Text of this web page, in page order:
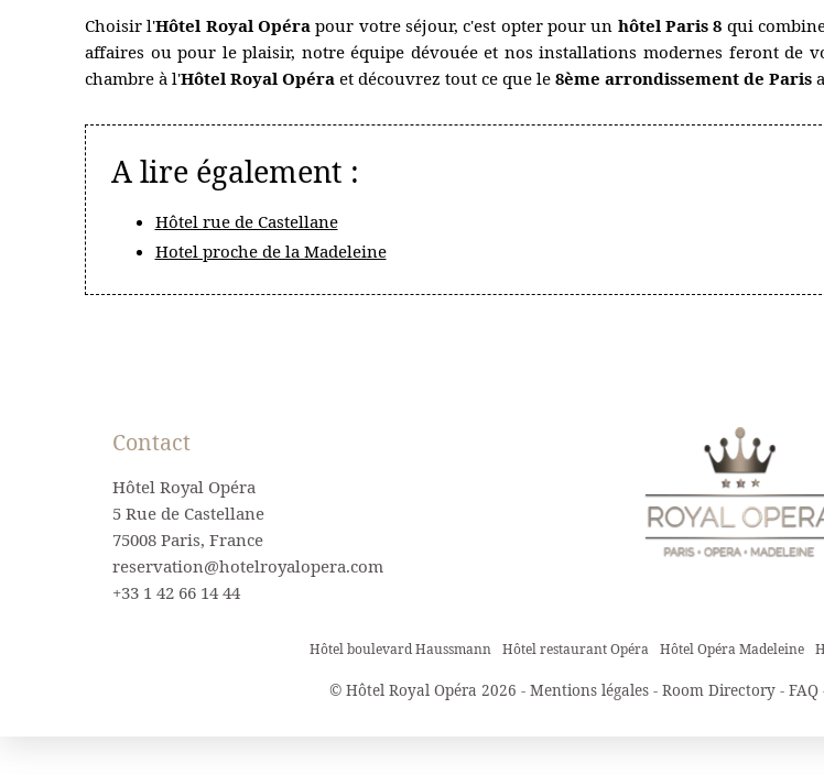
Choisir l'Hôtel Royal Opéra pour votre séjour, c'est opter pour un hôtel Paris 8 qui
affaires ou pour le plaisir, notre équipe dévouée et nos installations modernes feront de
chambre à l'Hôtel Royal Opéra et découvrez tout ce que le 8ème arrondissement de Paris
A lire également :
Hôtel rue de Castellane
Hotel proche de la Madeleine
Contact
Hôtel Royal Opéra
5 Rue de Castellane
75008 Paris, France
reservation@hotelroyalopera.com
+33 1 42 66 14 44
Hôtel boulevard Haussmann Hôtel restaurant Opéra Hôtel Opéra Madeleine
© Hôtel Royal Opéra 2026 - Mentions légales- Room Directory- FAQ